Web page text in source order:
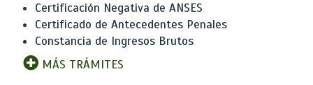
Certificación Negativa de ANSES
Certificado de Antecedentes Penales
Constancia de Ingresos Brutos
MÁS TRÁMITES